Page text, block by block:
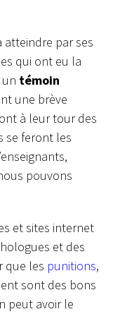
atteindre par ses
qui ont eu la
témoin
une brève
à leur tour des
se feront les
pouvons
et sites internet
et des
que les punitions,
sont des bons
peut avoir le